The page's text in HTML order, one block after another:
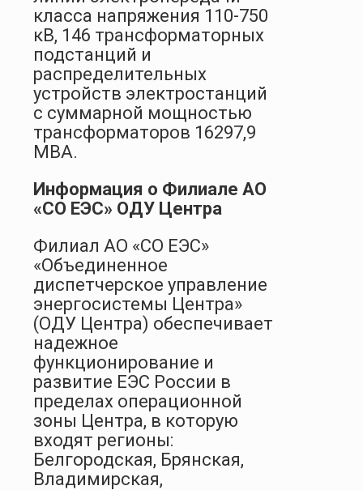
класса напряжения 110-750
кВ, 146 трансформаторных
подстанций и
распределительных
устройств электростанций
с суммарной мощностью
трансформаторов 16297,9
МВА.
Информация о Филиале АО
«СО ЕЭС» ОДУ Центра
Филиал АО «СО ЕЭС»
«Объединенное
диспетчерское управление
энергосистемы Центра»
(ОДУ Центра) обеспечивает
надежное
функционирование и
развитие ЕЭС России в
пределах операционной
зоны Центра, в которую
входят регионы:
Белгородская, Брянская,
Владимирская,